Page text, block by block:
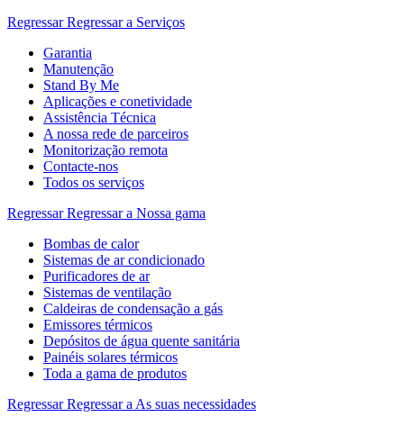
Regressar Regressar a Serviços
Garantia
Manutenção
Stand By Me
Aplicações e conetividade
Assistência Técnica
A nossa rede de parceiros
Monitorização remota
Contacte-nos
Todos os serviços
Regressar Regressar a Nossa gama
Bombas de calor
Sistemas de ar condicionado
Purificadores de ar
Sistemas de ventilação
Caldeiras de condensação a gás
Emissores térmicos
Depósitos de água quente sanitária
Painéis solares térmicos
Toda a gama de produtos
Regressar Regressar a As suas necessidades